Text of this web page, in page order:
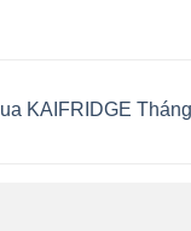
KAIFRIDGE